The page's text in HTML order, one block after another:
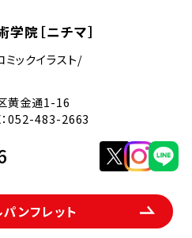
院［ニチマ］
ックイラスト/
黄金通1-16
052-483-2663
ンフレット